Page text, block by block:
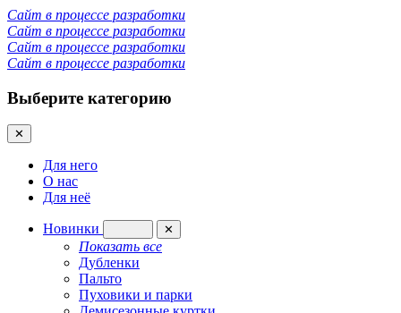
Сайт в процессе разработки
Сайт в процессе разработки
Сайт в процессе разработки
Сайт в процессе разработки
Выберите категорию
✕
Для него
О нас
Для неё
Новинки ✕
Показать все
Дубленки
Пальто
Пуховики и парки